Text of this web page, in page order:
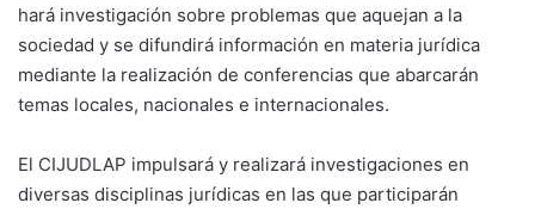
hará investigación sobre problemas que aquejan a la
sociedad y se difundirá información en materia jurídica
mediante la realización de conferencias que abarcarán
temas locales, nacionales e internacionales.
El CIJUDLAP impulsará y realizará investigaciones en
diversas disciplinas jurídicas en las que participarán